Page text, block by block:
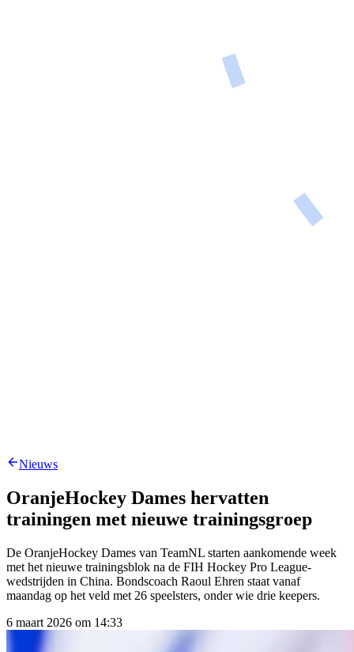
Nieuws
OranjeHockey Dames hervatten
trainingen met nieuwe trainingsgroep
De OranjeHockey Dames van TeamNL starten aankomende week
met het nieuwe trainingsblok na de FIH Hockey Pro League-
wedstrijden in China. Bondscoach Raoul Ehren staat vanaf
maandag op het veld met 26 speelsters, onder wie drie keepers.
6 maart 2026 om 14:33